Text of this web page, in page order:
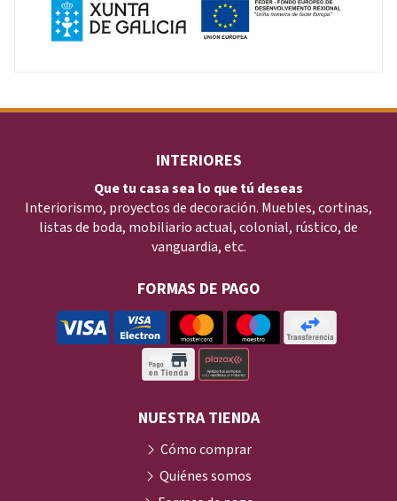
INTERIORES
Que tu casa sea lo que tú deseas
Interiorismo, proyectos de decoración. Muebles, cortinas,
listas de boda, mobiliario actual, colonial, rústico, de
vanguardia, etc.
FORMAS DE PAGO
NUESTRA TIENDA
Cómo comprar
Quiénes somos